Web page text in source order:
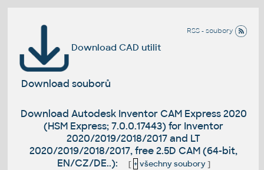
RSS - soubory
Download CAD utilit
Download souborů
Download Autodesk Inventor CAM Express 2020
(HSM Express; 7.0.0.17443) for Inventor
2020/2019/2018/2017 and LT
2020/2019/2018/2017, free 2.5D CAM (64-bit,
EN/CZ/DE..):
[ + všechny soubory]